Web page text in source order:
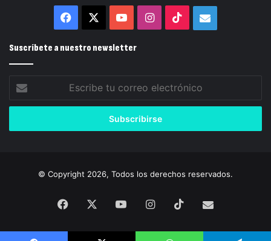
Facebook YouTubeInstagram
TikTokCorreo
Suscríbete a nuestro newsletter
correo
© Copyright 2026, Todos los derechos reservados.
Facebook YouTubeInstagram
TikTokCorreo
electrónico